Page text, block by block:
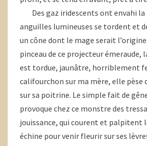
Des gaz iridescents ont envahi la
anguilles lumineuses se tordent et
un cône dont le mage serait
pinceau de ce projecteur émeraude,
est tordue, jaunâtre, horriblement
califourchon sur ma mère, elle pèse
sur sa poitrine. Le simple fait de
provoque chez ce monstre des
jouissance, qui courent et palpitent
échine pour venir fleurir sur ses